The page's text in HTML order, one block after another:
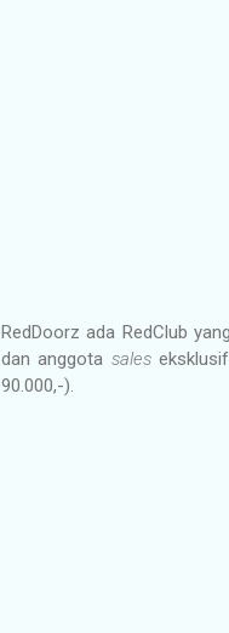
RedDoorz ada RedClub
dan anggota saleseksklusif
90.000,-).